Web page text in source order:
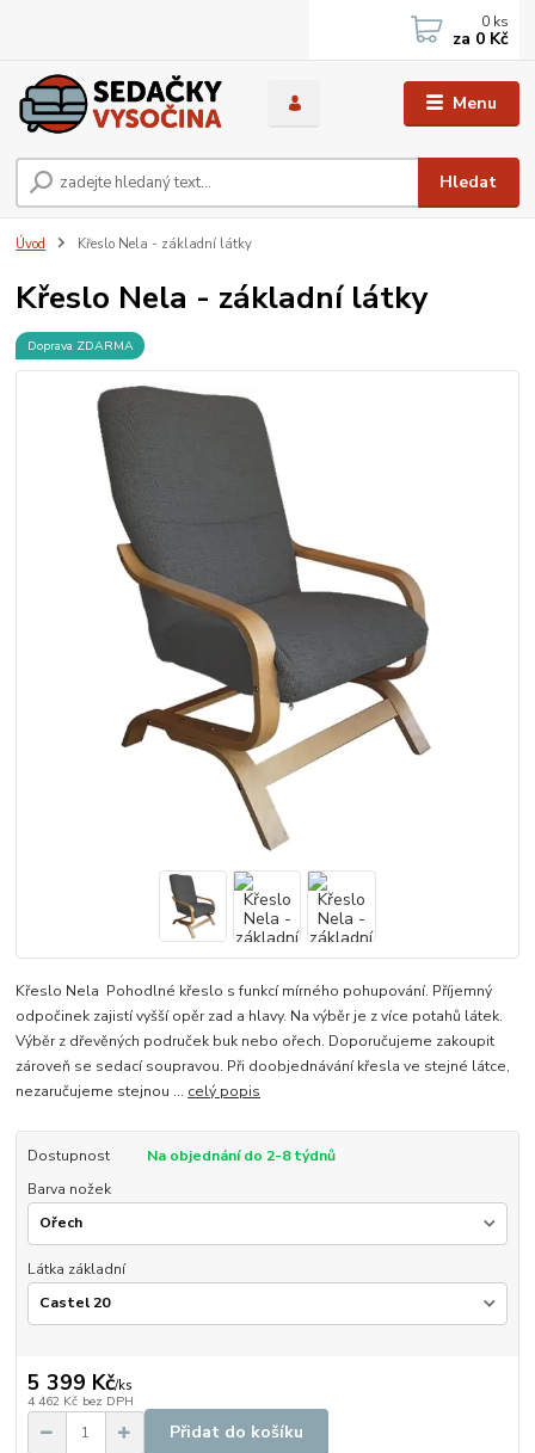
Menu
Hledat
0 ks
za 0 Kč
Úvod Křeslo Nela - základní látky
Křeslo Nela - základní látky
Doprava ZDARMA
Křeslo Nela Pohodlné křeslo s funkcí mírného pohupování. Příjemný
odpočinek zajistí vyšší opěr zad a hlavy. Na výběr je z více potahů látek.
Výběr z dřevěných područek buk nebo ořech. Doporučujeme zakoupit
zároveň se sedací soupravou. Při doobjednávání křesla ve stejné látce,
nezaručujeme stejnou ... celý popis
Dostupnost
Na objednání do 2-8 týdnů
Barva nožek
Látka základní
5 399 Kč/ks
4 462 Kč bez DPH
Přidat do košíku